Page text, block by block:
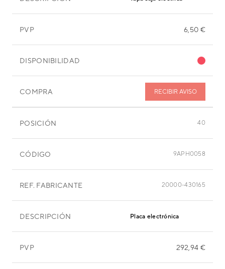
PVP 6,50 €
DISPONIBILIDAD
COMPRA RECIBIR AVISO
POSICIÓN 40
CÓDIGO 9APH0058
REF. FABRICANTE 20000-430165
DESCRIPCIÓN Placa electrónica
PVP 292,94 €